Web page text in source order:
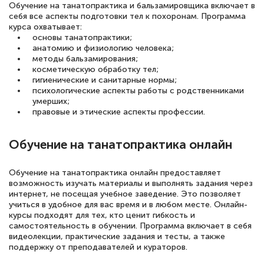
Обучение на танатопрактика и бальзамировщика включает в
себя все аспекты подготовки тел к похоронам. Программа
курса охватывает:
основы танатопрактики;
анатомию и физиологию человека;
методы бальзамирования;
косметическую обработку тел;
гигиенические и санитарные нормы;
психологические аспекты работы с родственниками
умерших;
правовые и этические аспекты профессии.
Обучение на танатопрактика онлайн
Обучение на танатопрактика онлайн предоставляет
возможность изучать материалы и выполнять задания через
интернет, не посещая учебное заведение. Это позволяет
учиться в удобное для вас время и в любом месте. Онлайн-
курсы подходят для тех, кто ценит гибкость и
самостоятельность в обучении. Программа включает в себя
видеолекции, практические задания и тесты, а также
поддержку от преподавателей и кураторов.